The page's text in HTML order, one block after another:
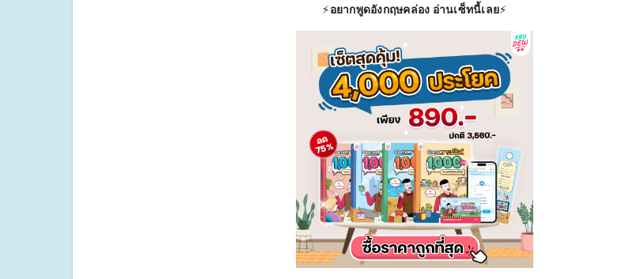
⚡อยากพูดอังกฤษคล่อง อ่านเซ็ทนี้เลย⚡